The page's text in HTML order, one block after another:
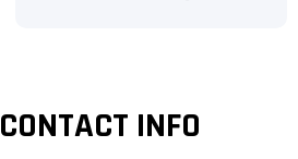
CONTACT INFO